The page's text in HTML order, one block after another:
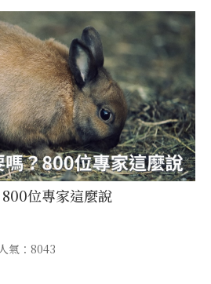
位專家這麼說
人氣：8043